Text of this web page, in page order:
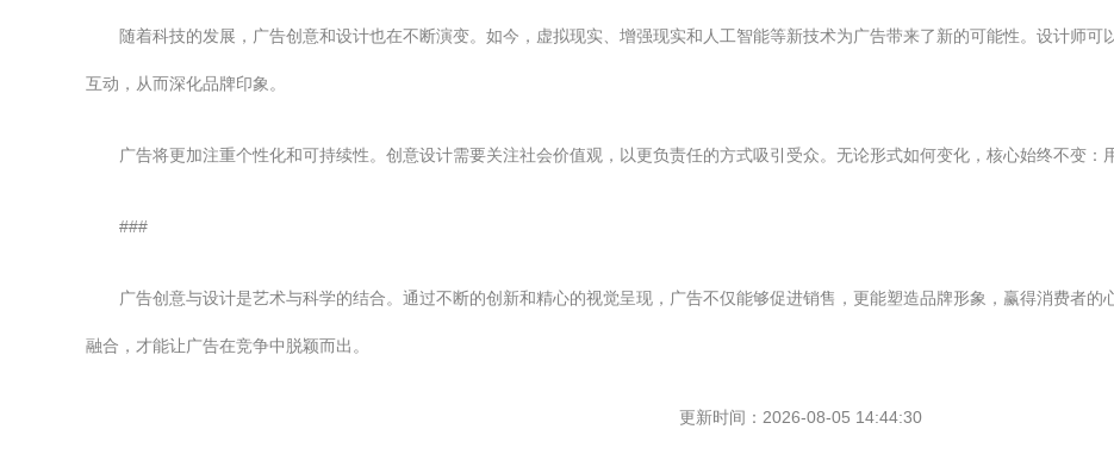
随着科技的发展，广告创意和设计也在不断演变。如今，虚拟现实、增强现实和人工智能等新技术为广告带来了新的可能性。设计师
互动，从而深化品牌印象。
广告将更加注重个性化和可持续性。创意设计需要关注社会价值观，以更负责任的方式吸引受众。无论形式如何变化，核心始终不变：
###
广告创意与设计是艺术与科学的结合。通过不断的创新和精心的视觉呈现，广告不仅能够促进销售，更能塑造品牌形象，赢得消费者
融合，才能让广告在竞争中脱颖而出。
更新时间：2026-08-05 14:44:30